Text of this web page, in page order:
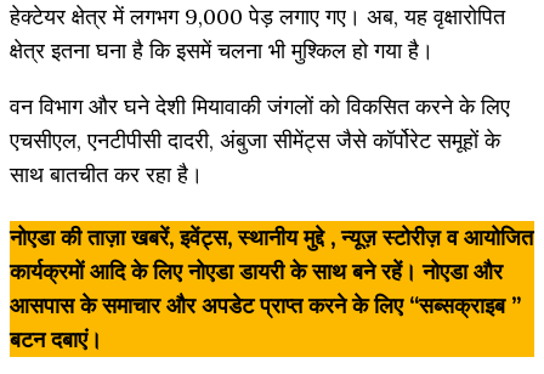
हेक्टेयर क्षेत्र में लगभग 9,000 पेड़ लगाए गए। अब, यह वृक्षारोपित
क्षेत्र इतना घना है कि इसमें चलना भी मुश्किल हो गया है।
वन विभाग और घने देशी मियावाकी जंगलों को विकसित करने के लिए
एचसीएल, एनटीपीसी दादरी, अंबुजा सीमेंट्स जैसे कॉर्पोरेट समूहों के
साथ बातचीत कर रहा है।
नोएडा की ताज़ाखबरें, इवेंट्स, स्थानीय मुद्दे , न्यूज़ स्टोरीज़ व आयोजित
कार्यक्रमों आदि के लिए नोएडा डायरी के साथ बने रहें। नोएडा और
आसपास के समाचार और अपडेट प्राप्त करने के लिए “सब्सक्राइब ”
बटन दबाएं।